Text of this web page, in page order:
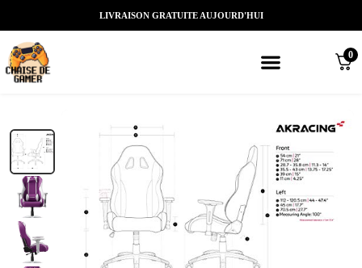
LIVRAISON GRATUITE AUJOURD'HUI
0